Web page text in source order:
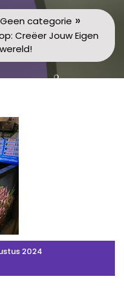
Geen categorie »
Creëer Jouw Eigen
2024